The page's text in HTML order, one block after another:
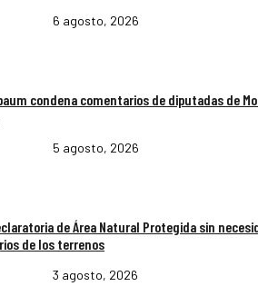
6 agosto, 2026
condena comentarios de diputadas de
5 agosto, 2026
de Área Natural Protegida sin
de los terrenos
3 agosto, 2026